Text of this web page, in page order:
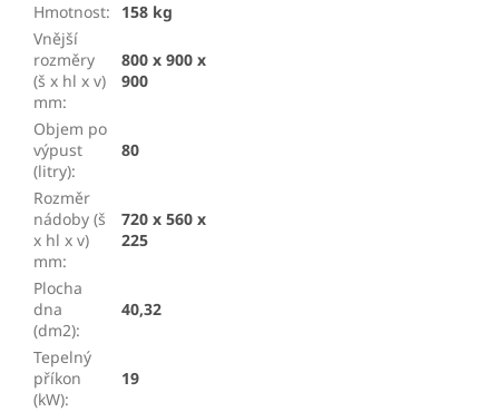
Hmotnost:
158 kg
Vnější
rozměry
(š x hl x v)
mm:
800 x 900 x
900
Objem po
výpust
(litry):
80
Rozměr
nádoby (š
x hl x v)
mm:
720 x 560 x
225
Plocha
dna
(dm2):
40,32
Tepelný
příkon
(kW):
19